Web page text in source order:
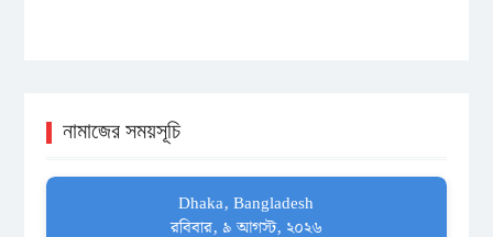
নামাজের সময়সূচি
Dhaka, Bangladesh
রবিবার, ৯ আগস্ট, ২০২৬